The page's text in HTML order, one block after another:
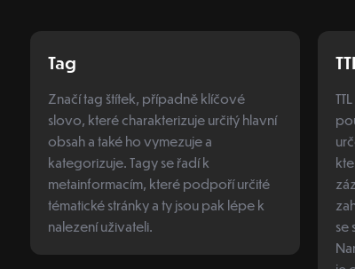
Tag
Značí tag štítek, případně klíčové
slovo, které charakterizuje určitý hlavní
obsah a také ho vymezuje a
kategorizuje. Tagy se řadí k
metainformacím, které podpoří určité
tématické stránky a ty jsou pak lépe k
nalezení uživateli.
se
Name